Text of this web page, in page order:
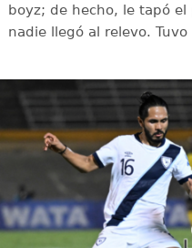
boyz; de hecho, le tapó
nadie llegó al relevo.